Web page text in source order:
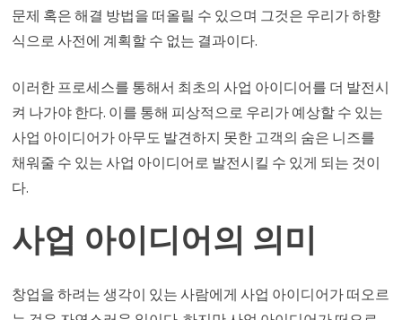
문제 혹은 해결 방법을 떠올릴 수 있으며 그것은 우리가 하향
식으로 사전에 계획할 수 없는 결과이다.
이러한 프로세스를 통해서 최초의 사업 아이디어를 더 발전시
켜 나가야 한다. 이를 통해 피상적으로 우리가 예상할 수 있는
사업 아이디어가 아무도 발견하지 못한 고객의 숨은 니즈를
채워줄 수 있는 사업 아이디어로 발전시킬 수 있게 되는 것이
다.
사업 아이디어의 의미
창업을 하려는 생각이 있는 사람에게 사업 아이디어가 떠오르